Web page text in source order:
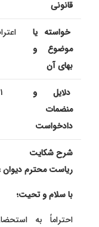
قانونی
خواسته یا
موضوع و
بهای آن
دلایل و
منضمات
دادخواست
شرح شکایت
ریاست محترم دیوان
با سلام و تحیت؛
احتراماً به